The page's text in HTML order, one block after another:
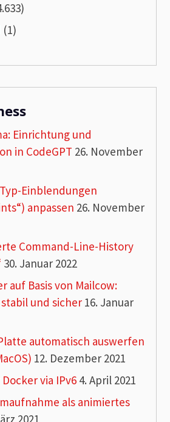
(1)
Einrichtung und
in CodeGPT 26. November
Einblendungen
anpassen 26. November
Command-Line-History
30. Januar 2022
auf Basis von Mailcow:
und sicher 16. Januar
automatisch auswerfen
12. Dezember 2021
via IPv6 4. April 2021
als animiertes
2021